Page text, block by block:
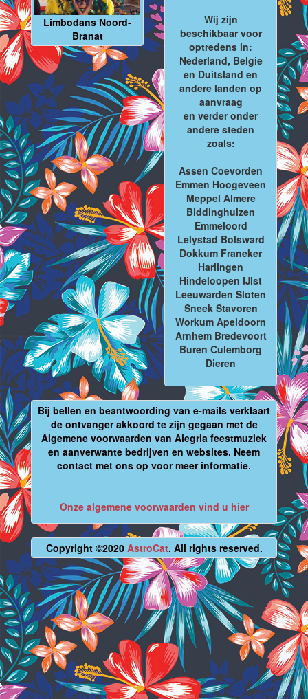
Limbodans Noord-
Branat
Wij zijn
beschikbaar voor
optredens in:
Nederland, Belgie
en Duitsland en
andere landen op
aanvraag
en verder onder
andere steden
zoals:
Assen Coevorden
Emmen Hoogeveen
Meppel Almere
Biddinghuizen
Emmeloord
Lelystad Bolsward
Dokkum Franeker
Harlingen
Hindeloopen IJlst
Leeuwarden Sloten
Sneek Stavoren
Workum Apeldoorn
Arnhem Bredevoort
Buren Culemborg
Dieren
Bij bellen en beantwoording van e-mails verklaart
de ontvanger akkoord te zijn gegaan met de
Algemene voorwaarden van Alegria feestmuziek
en aanverwante bedrijven en websites. Neem
contact met ons op voor meer informatie.
Onze algemene voorwaarden vind u hier
Copyright ©2020 AstroCat. All rights reserved.